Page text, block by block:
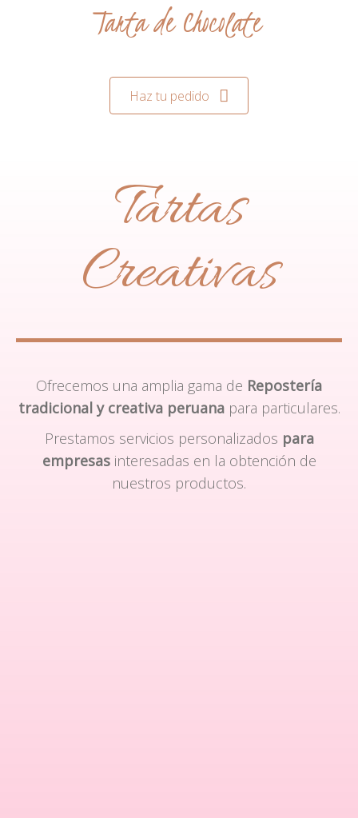
Tarta de Chocolate
Haz tu pedido
Tartas
Creativas
Ofrecemos una amplia gama de Repostería
tradicional y creativa peruanapara particulares.
Prestamos servicios personalizados para
empresasinteresadas en la obtención de
nuestros productos.